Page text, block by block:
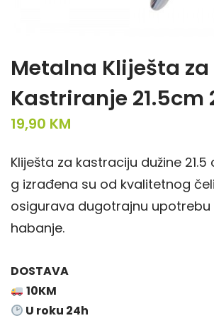
Metalna Kliješta za
Kastriranje 21.5cm
19,90 KM
Kliješta za kastraciju dužine
g izrađena su od kvalitetnog
osigurava dugotrajnu
habanje.
DOSTAVA
10KM
U roku 24h